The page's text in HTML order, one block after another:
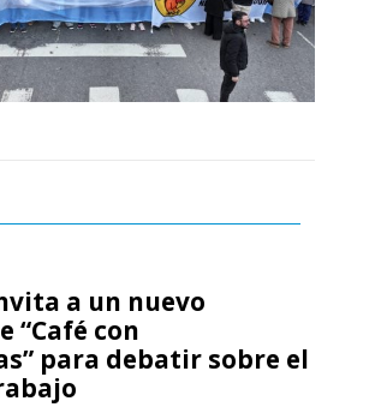
a un nuevo
“Café con
para debatir sobre el